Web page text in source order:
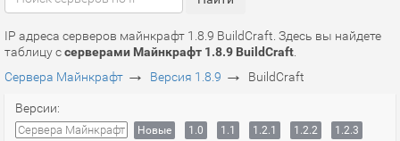
IP адреса серверов майнкрафт 1.8.9 BuildCraft. Здесь вы найдете
таблицу ссерверами Майнкрафт 1.8.9 BuildCraft
Сервера Майнкрафт → Версия 1.8.9 → BuildCraft
Версии:
Сервера Майнкрафт Новые 1.0 1.1 1.2.1 1.2.2
1.2.3